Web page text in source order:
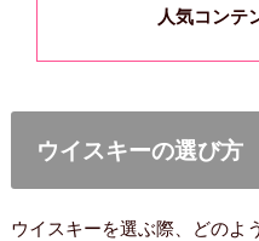
人気コンテ
ウイスキーの選び方
ウイスキーを選ぶ際、どのよ